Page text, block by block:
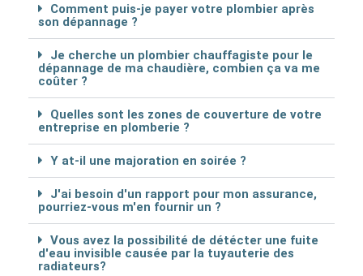
Comment puis-je payer votre plombier après
son dépannage ?
Je cherche un plombier chauffagiste pour le
dépannage de ma chaudière, combien ça va me
coûter ?
Quelles sont les zones de couverture de votre
entreprise en plomberie ?
Y at-il une majoration en soirée ?
J'ai besoin d'un rapport pour mon assurance,
pourriez-vous m'en fournir un ?
Vous avez la possibilité de détécter une fuite
d'eau invisible causée par la tuyauterie des
radiateurs?